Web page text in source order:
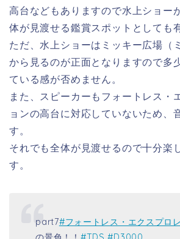
高台などもありますので水上ショー
体が見渡せる鑑賞スポットとしても
ただ、水上ショーはミッキー広場（
から見るのが正面となりますので多
ている感が否めません。
また、スピーカーもフォートレス・
ョンの高台に対応していないため、
す。
それでも全体が見渡せるので十分楽
す。
part7#フォートレス・エクスプロ